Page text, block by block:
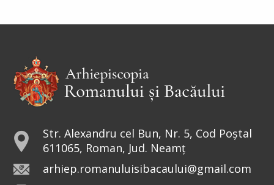
Str. Alexandru cel Bun, Nr. 5, Cod Poștal
611065, Roman, Jud. Neamț
arhiep.romanuluisibacaului@gmail.com